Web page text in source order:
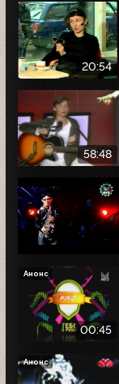
20:54
58:48
00:45
Анонс
Анонс